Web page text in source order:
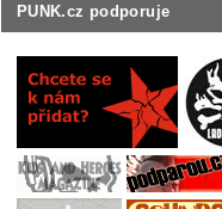
PUNK.cz podporuje